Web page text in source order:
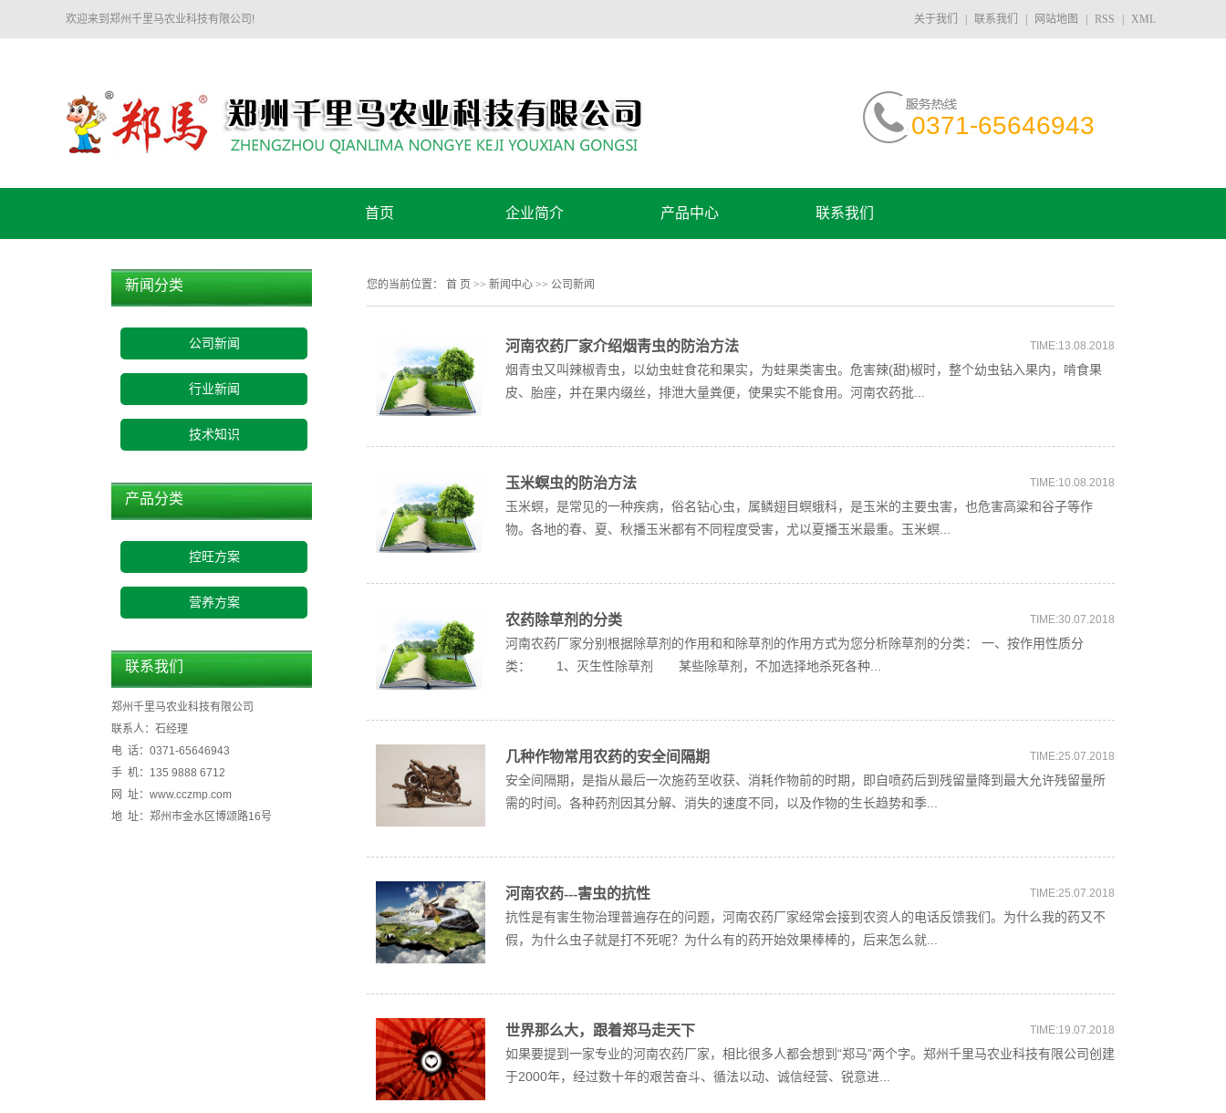
欢迎来到郑州千里马农业科技有限公司! 关于我们 联系我们 网站地图 RSS XML
0371-65646943
首页 企业简介 产品中心 联系我们
新闻分类
公司新闻
行业新闻
技术知识
产品分类
控旺方案
营养方案
联系我们
郑州千里马农业科技有限公司
联系人：石经理
电 话：0371-65646943
手 机：135 9888 6712
网 址：www.cczmp.com
地 址：郑州市金水区博颂路16号
您的当前位置： 首 页 >> 新闻中心 >> 公司新闻
河南农药厂家介绍烟靑虫的防治方法 TIME:13.08.2018
烟青虫又叫辣椒青虫，以幼虫蛀食花和果实，为蛀果类害虫。危害辣(甜)椒时，整个幼虫钻入果内，啃食果
皮、胎座，并在果内缀丝，排泄大量粪便，使果实不能食用。河南农药批...
玉米螟虫的防治方法 TIME:10.08.2018
玉米螟，是常见的一种疾病，俗名钻心虫，属鳞翅目螟蛾科，是玉米的主要虫害，也危害高粱和谷子等作
物。各地的春、夏、秋播玉米都有不同程度受害，尤以夏播玉米最重。玉米螟...
农药除草剂的分类 TIME:30.07.2018
河南农药厂家分别根据除草剂的作用和和除草剂的作用方式为您分析除草剂的分类： 一、按作用性质分
类： 1、灭生性除草剂 某些除草剂，不加选择地杀死各种...
几种作物常用农药的安全间隔期 TIME:25.07.2018
安全间隔期，是指从最后一次施药至收获、消耗作物前的时期，即自喷药后到残留量降到最大允许残留量所
需的时间。各种药剂因其分解、消失的速度不同，以及作物的生长趋势和季...
河南农药---害虫的抗性 TIME:25.07.2018
抗性是有害生物治理普遍存在的问题，河南农药厂家经常会接到农资人的电话反馈我们。为什么我的药又不
假，为什么虫子就是打不死呢？为什么有的药开始效果棒棒的，后来怎么就...
世界那么大，跟着郑马走天下 TIME:19.07.2018
如果要提到一家专业的河南农药厂家，相比很多人都会想到“郑马”两个字。郑州千里马农业科技有限公司创建
于2000年，经过数十年的艰苦奋斗、循法以动、诚信经营、锐意进...